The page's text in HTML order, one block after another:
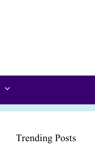
Trending Posts